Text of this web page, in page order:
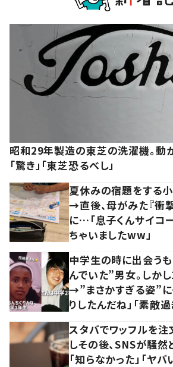
昭和29年製造の東芝の洗濯機。
「驚き」「東芝恐るべし」
夏休みの宿題をする
→直後、母がみた『衝
に…「息子くんサイコ
ちゃいましたww」
中学生の時に出会う
んでいた”男女。しか
→”まさかすぎる姿”
りしたんだね」「素敵過
スタバでワッフルを注
しその後、SNSが騒
「知らなかった」「ヤバ